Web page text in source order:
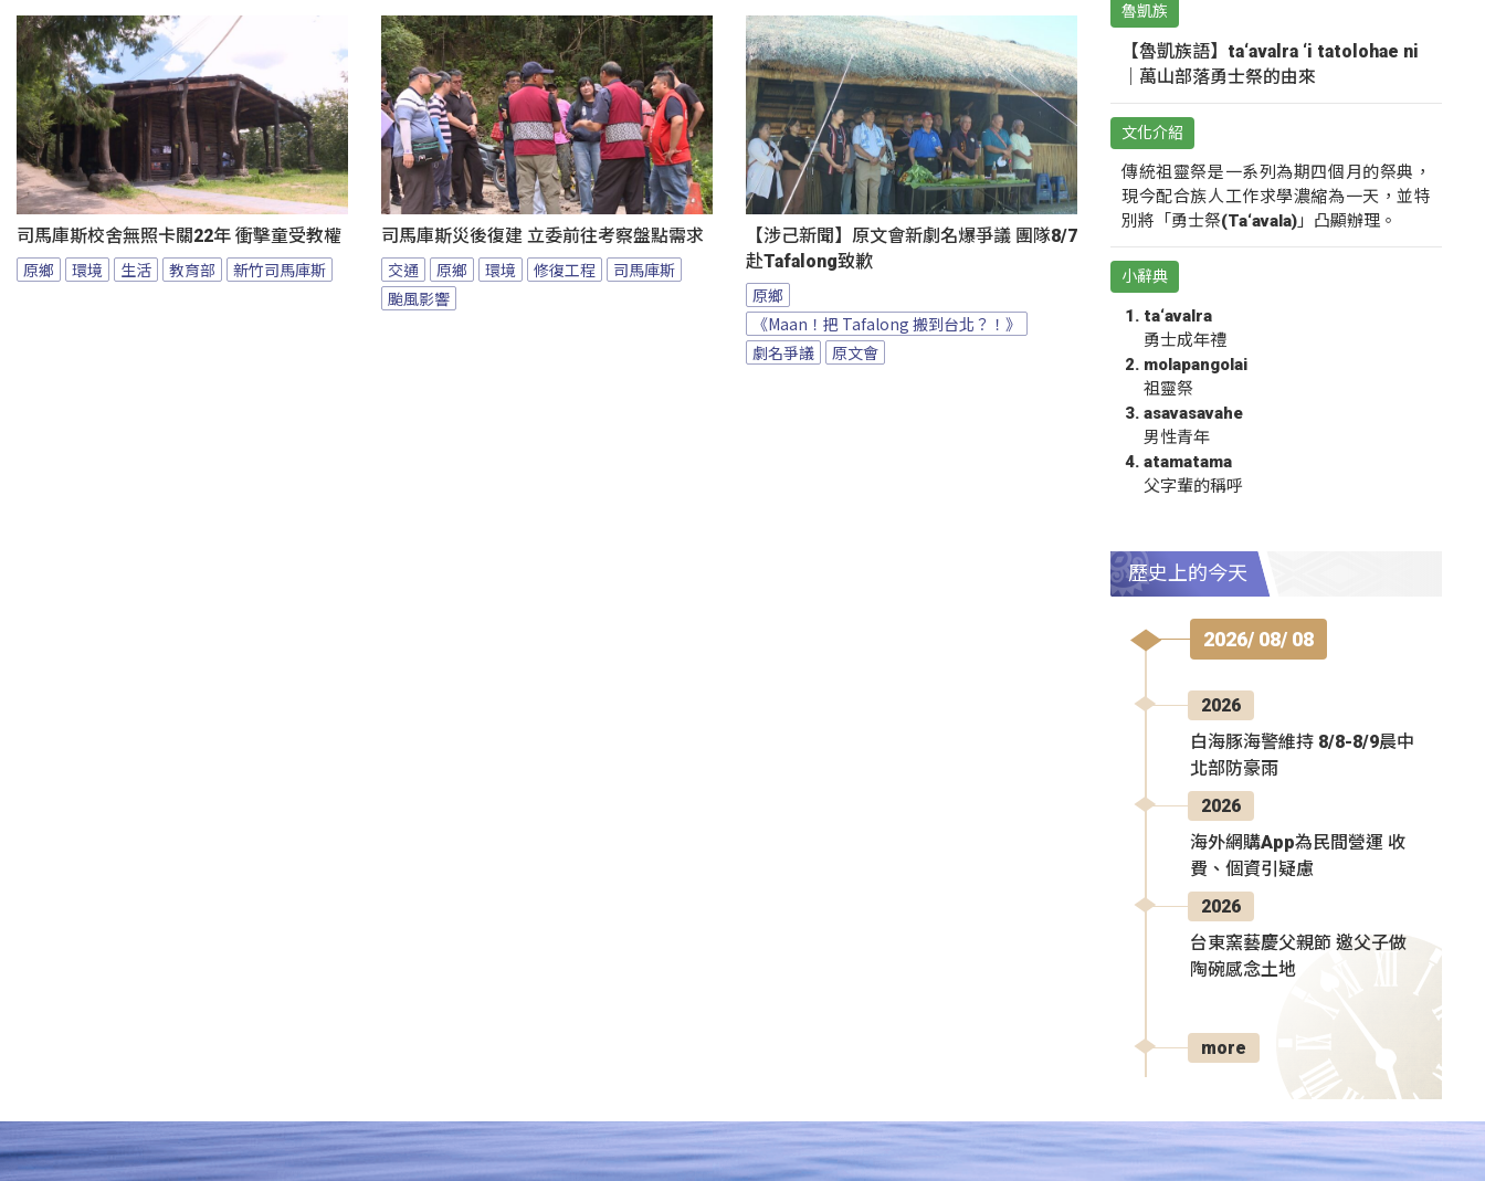
司馬庫斯校舍無照卡關22年 衝擊童受教權
原鄉 環境 生活 教育部 新竹司馬庫斯
司馬庫斯災後復建 立委前往考察盤點需求
交通 原鄉 環境 修復工程
司馬庫斯
颱風影響
【涉己新聞】原文會新劇名爆爭議 團隊8/7
赴Tafalong致歉
原鄉
《Maan！把 Tafalong 搬到台北？！》
劇名爭議
原文會
魯凱族
【魯凱族語】ta‘avalra ‘i tatolohae ni
｜萬山部落勇士祭的由來
文化介紹
傳統祖靈祭是一系列為期四個月的祭典，
現今配合族人工作求學濃縮為一天，並特
別將「勇士祭(Ta‘avala)」凸顯辦理。
小辭典
ta‘avalra
勇士成年禮
molapangolai
祖靈祭
asavasavahe
男性青年
atamatama
父字輩的稱呼
歷史上的今天
2026/ 08/ 08
2026
白海豚海警維持 8/8-8/9晨中
北部防豪雨
2026
海外網購App為民間營運 收
費、個資引疑慮
2026
台東窯藝慶父親節 邀父子做
陶碗感念土地
more